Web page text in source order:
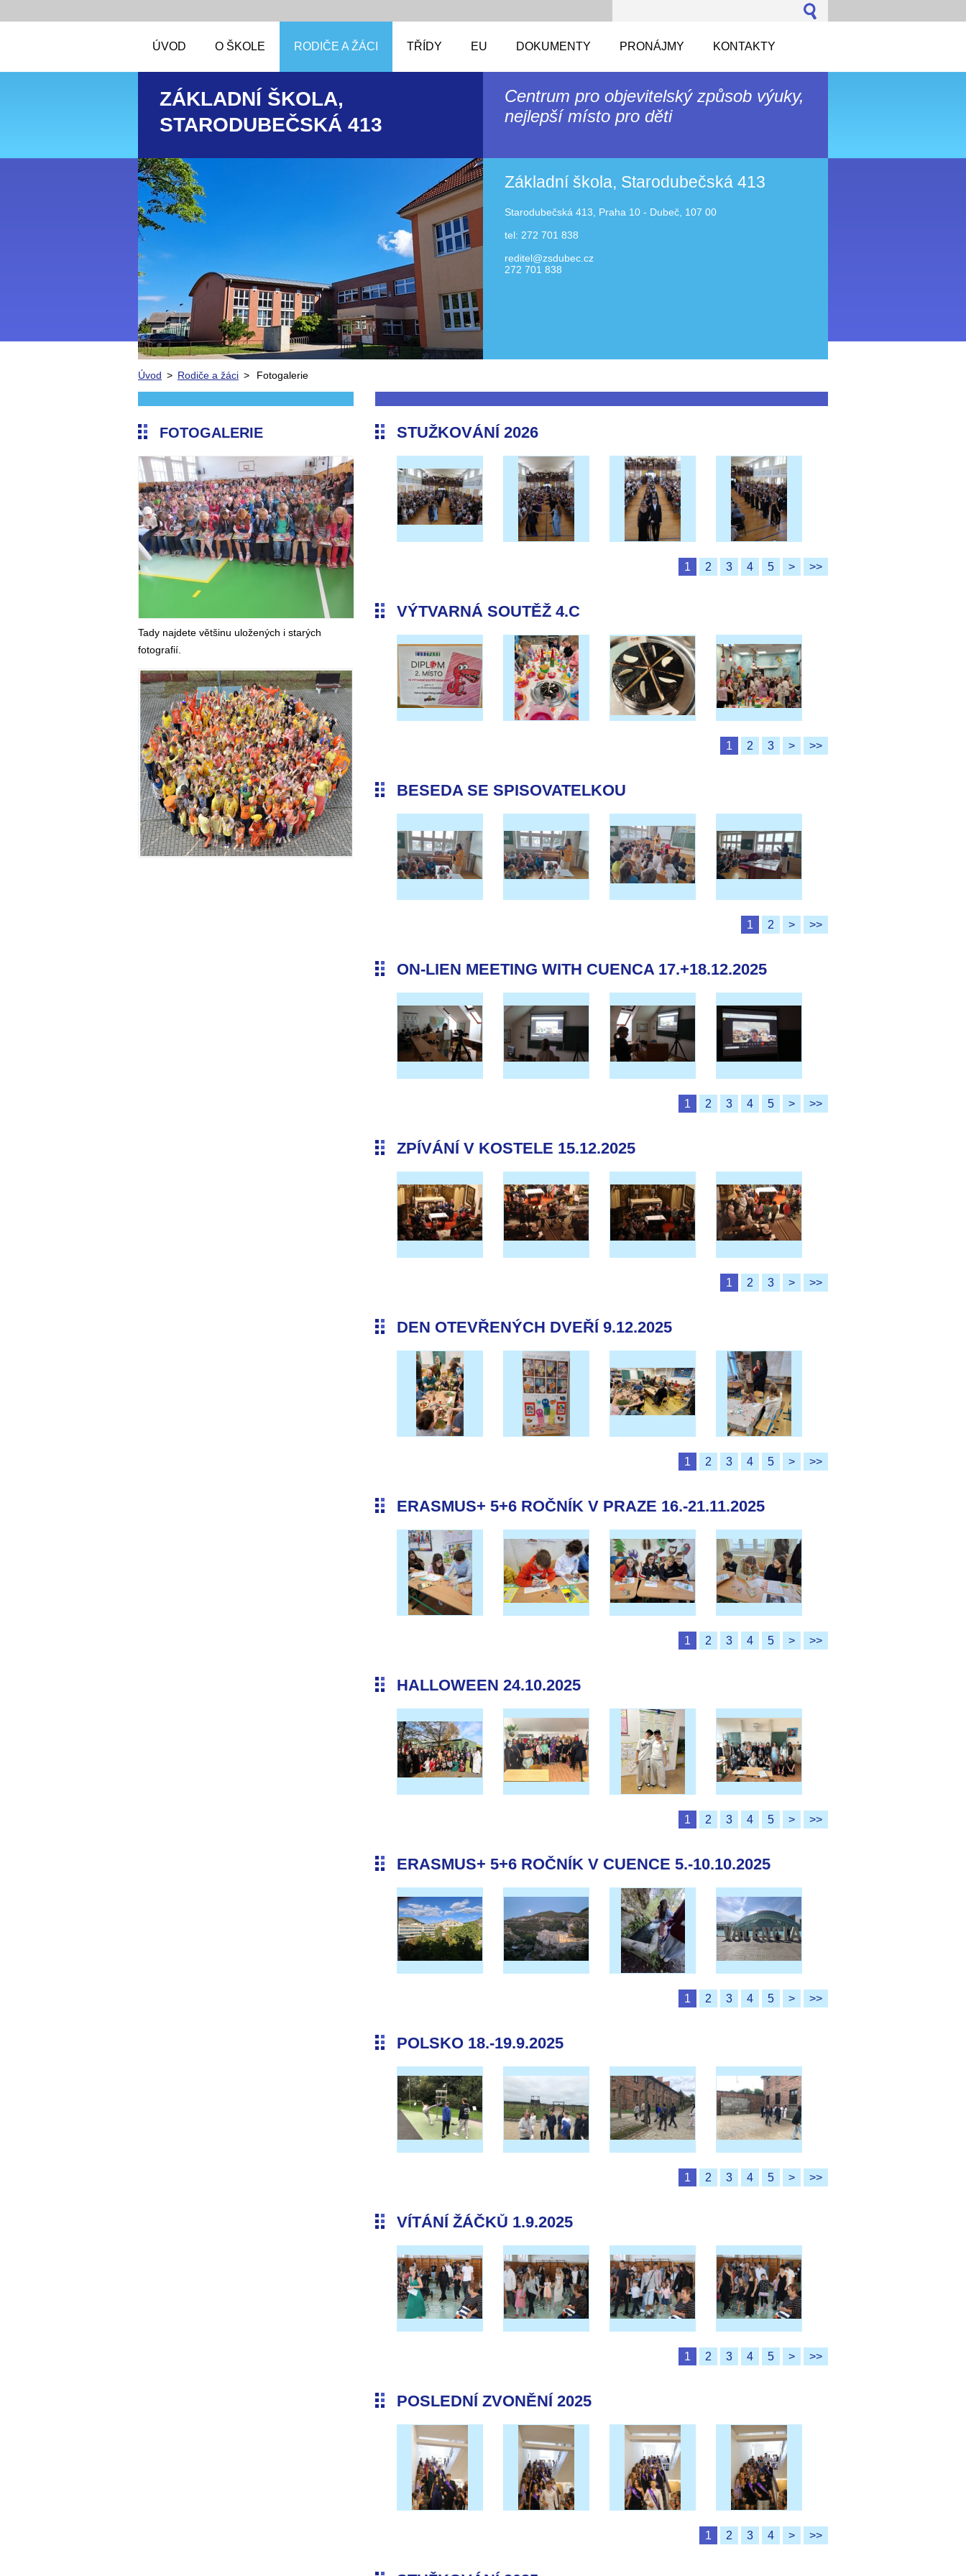
ÚVOD O ŠKOLE RODIČE A ŽÁCI TŘÍDY EU DOKUMENTY PRONÁJMY KONTAKTY
ZÁKLADNÍ ŠKOLA,
STARODUBEČSKÁ 413
Centrum pro objevitelský způsob výuky,
nejlepší místo pro děti
Základní škola, Starodubečská 413
Starodubečská 413, Praha 10 - Dubeč, 107 00
tel: 272 701 838
reditel@zsdubec.cz
272 701 838
Úvod > Rodiče a žáci > Fotogalerie
FOTOGALERIE
Tady najdete většinu uložených i starých
fotografií.
STUŽKOVÁNÍ 2026
1 2 3 4 5 > >>
VÝTVARNÁ SOUTĚŽ 4.C
1 2 3 > >>
BESEDA SE SPISOVATELKOU
1 2 > >>
ON-LIEN MEETING WITH CUENCA 17.+18.12.2025
1 2 3 4 5 > >>
ZPÍVÁNÍ V KOSTELE 15.12.2025
1 2 3 > >>
DEN OTEVŘENÝCH DVEŘÍ 9.12.2025
1 2 3 4 5 > >>
ERASMUS+ 5+6 ROČNÍK V PRAZE 16.-21.11.2025
1 2 3 4 5 > >>
HALLOWEEN 24.10.2025
1 2 3 4 5 > >>
ERASMUS+ 5+6 ROČNÍK V CUENCE 5.-10.10.2025
1 2 3 4 5 > >>
POLSKO 18.-19.9.2025
1 2 3 4 5 > >>
VÍTÁNÍ ŽÁČKŮ 1.9.2025
1 2 3 4 5 > >>
POSLEDNÍ ZVONĚNÍ 2025
1 2 3 4 > >>